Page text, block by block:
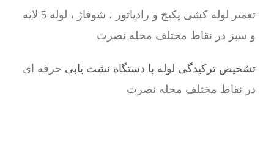
تعمیر لوله کشی پکیج و رادیاتور ، شوفاژ ، لوله 5 لایه
و سبز در نقاط مختلف محله نصرت
تشخیص ترکیدگی لوله با دستگاه نشت یابی حرفه ای
در نقاط مختلف محله نصرت